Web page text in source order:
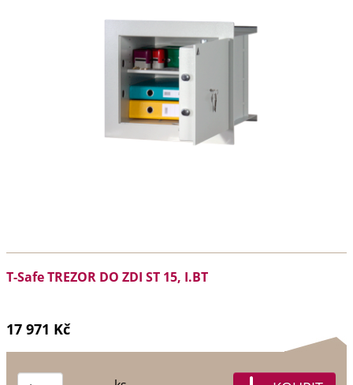
T-Safe TREZOR DO ZDI ST 15, I.BT
17 971 Kč